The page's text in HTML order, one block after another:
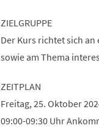
ZIELGRUPPE
Der Kurs richtet sich
sowie am Thema
ZEITPLAN
Freitag, 25. Oktober
09:00-09:30 Uhr